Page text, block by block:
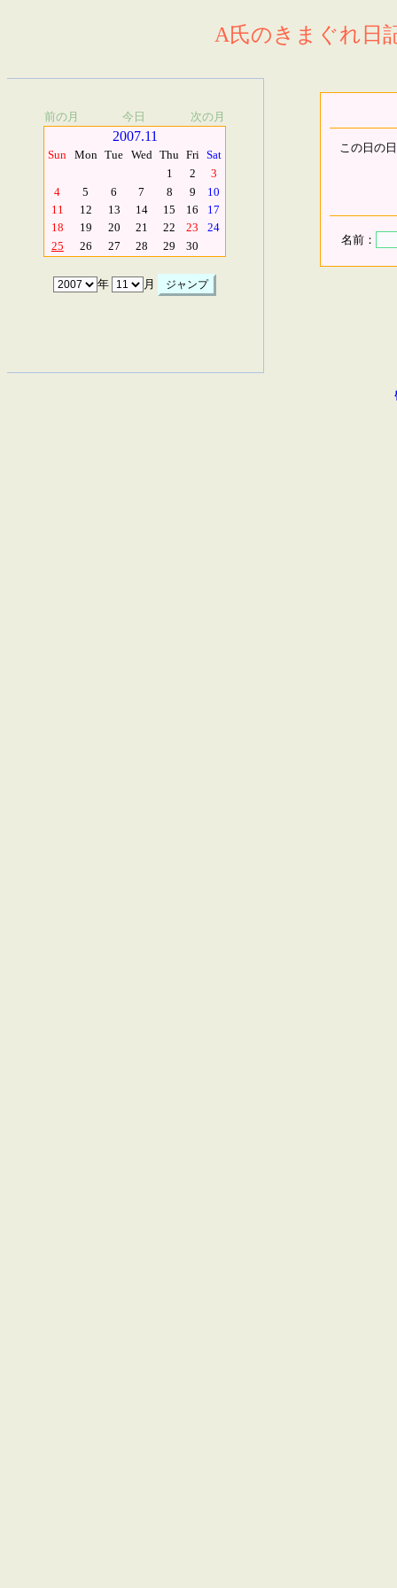
A氏のきまぐれ日
前の月 今日 次の月
2007.11
Sun Mon Tue Wed Thu Fri Sat
1
2
3
4
5 6 7 8 9
10
11
12 13 14 15 16
17
18
19 20 21 22 23
24
25
26 27 28 29 30
年 月
この日の
名前：